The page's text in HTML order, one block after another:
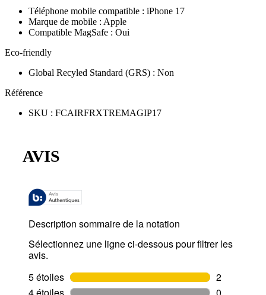
Téléphone mobile compatible : iPhone 17
Marque de mobile : Apple
Compatible MagSafe : Oui
Eco-friendly
Global Recyled Standard (GRS) : Non
Référence
SKU : FCAIRFRXTREMAGIP17